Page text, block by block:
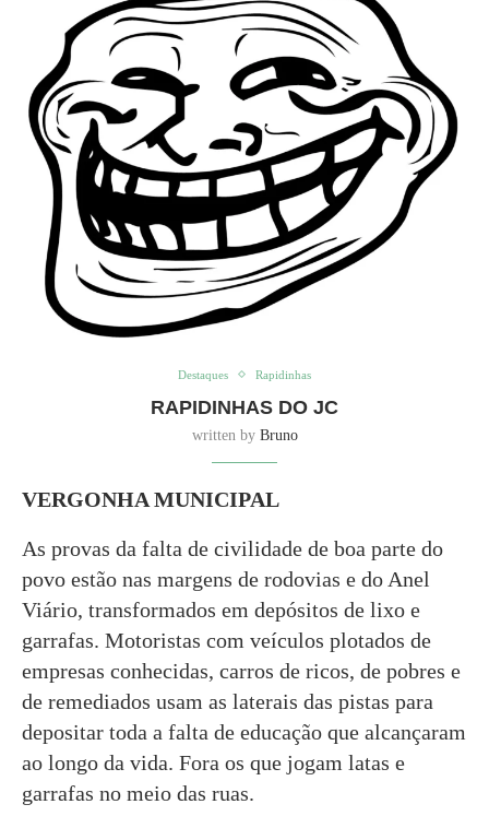
Destaques Rapidinhas
RAPIDINHAS DO JC
written by Bruno
VERGONHA MUNICIPAL
As provas da falta de civilidade de boa parte do
povo estão nas margens de rodovias e do Anel
Viário, transformados em depósitos de lixo e
garrafas. Motoristas com veículos plotados de
empresas conhecidas, carros de ricos, de pobres e
de remediados usam as laterais das pistas para
depositar toda a falta de educação que alcançaram
ao longo da vida. Fora os que jogam latas e
garrafas no meio das ruas.